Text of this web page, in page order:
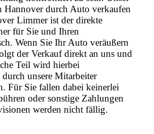
Hannover durch Auto verkaufen
Limmer ist der direkte
für Sie und Ihren
Wenn Sie Ihr Auto veräußern
der Verkauf direkt an uns und
Teil wird hierbei
unsere Mitarbeiter
Für Sie fallen dabei keinerlei
oder sonstige Zahlungen
werden nicht fällig.